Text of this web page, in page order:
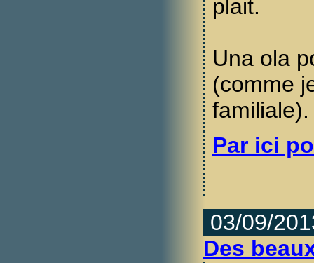
plait.
Una ola
(comme
familiale).
Par ici
03/09/
Des